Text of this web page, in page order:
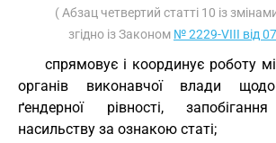
( Абзац четвертий статті 10 із
згідно із Законом № 2229-VIII від
спрямовує і координує роботу
органів виконавчої влади щодо
ґендерної рівності,
насильству за ознакою статі;